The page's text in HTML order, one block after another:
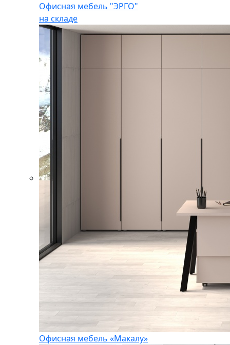
Офисная мебель "ЭРГО"
на складе
Офисная мебель «Макалу»